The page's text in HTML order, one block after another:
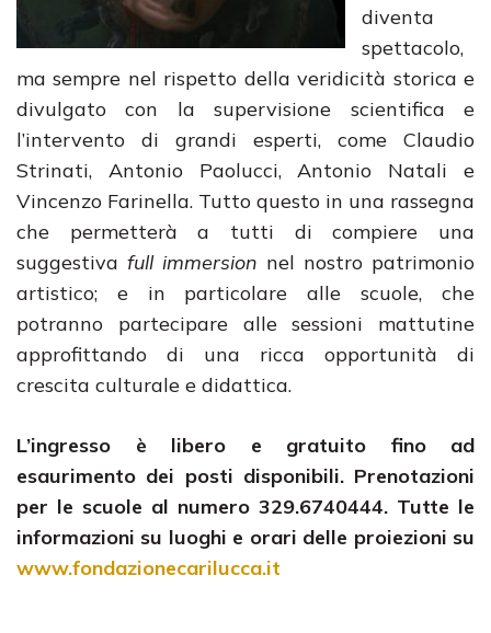
diventa
spettacolo,
ma sempre nel rispetto della veridicità storica e
divulgato con la supervisione scientifica e
l’intervento di grandi esperti, come Claudio
Strinati, Antonio Paolucci, Antonio Natali e
Vincenzo Farinella. Tutto questo in una rassegna
che permetterà a tutti di compiere una
suggestiva full immersion nel nostro patrimonio
artistico; e in particolare alle scuole, che
potranno partecipare alle sessioni mattutine
approfittando di una ricca opportunità di
crescita culturale e didattica.
L’ingresso è libero e gratuito fino ad
esaurimento dei posti disponibili. Prenotazioni
per le scuole al numero 329.6740444. Tutte le
informazioni su luoghi e orari delle proiezioni su
www.fondazionecarilucca.it